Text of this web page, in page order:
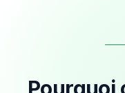
Pourquoi